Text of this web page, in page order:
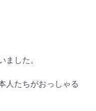
した。
人たちがおっしゃる